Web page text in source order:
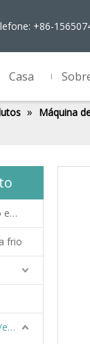
+86-
Casa
» Máquina
Máquina de escultura do corpo ems
frio
Máquina de contorno corporal/emagrecimento